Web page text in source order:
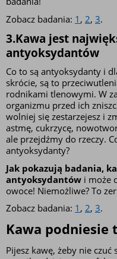
Zobacz badania: 1 , 2, 3.
3.Kawa jest
antyoksydantów
Co to są antyoksydanty i
skrócie, są to
rodnikami tlenowymi. W
organizmu przed ich
wolniej się zestarzejesz i
astmę, cukrzycę,
ale przejdźmy do rzeczy.
antyoksydanty?
Jak pokazują badania,
antyoksydantów i może
owoce! Niemożliwe? To
Zobacz badania: 1 , 2, 3.
Kawa podniesie
Pijesz kawę, żeby nie czuć